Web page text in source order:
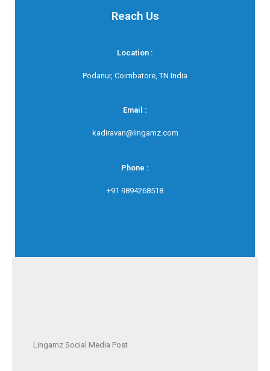
Reach Us
Location :
Podanur, Coimbatore, TN India
Email :
kadiravan@lingamz.com
Phone :
+91 9894268518
Lingamz Social Media Post